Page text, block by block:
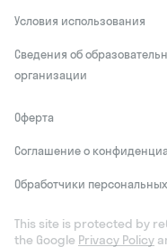
Условия использования
Сведения об
организации
Оферта
Соглашение о
Обработчики
This site is protected by
the Google Privacy Policy